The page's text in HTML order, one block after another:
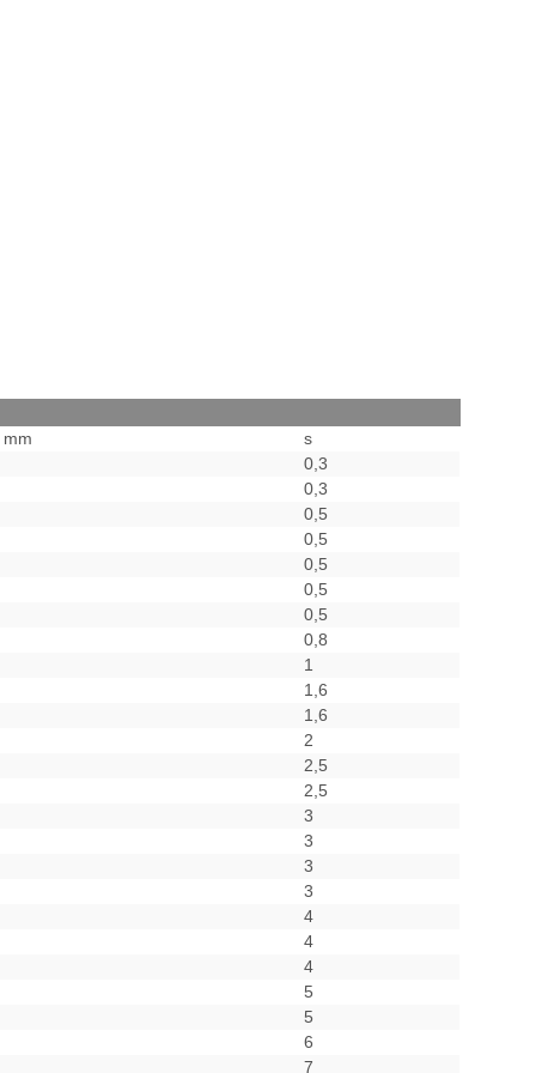
s
0,3
0,3
0,5
0,5
0,5
0,5
0,5
0,8
1
1,6
1,6
2
2,5
2,5
3
3
3
3
4
4
4
5
5
6
7